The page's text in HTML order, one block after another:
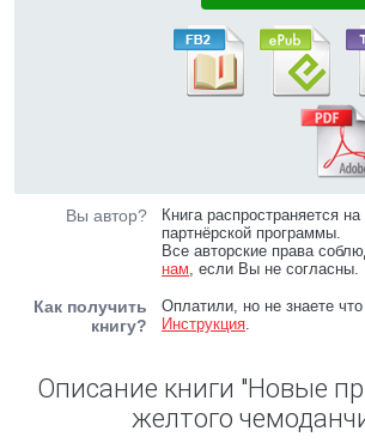
Вы автор?
Книга распространяется
партнёрской программы.
Все авторские права
нам, если Вы не согласны.
Как получить
книгу?
Оплатили, но не знаете
Инструкция.
Описание книги "Новые
желтого